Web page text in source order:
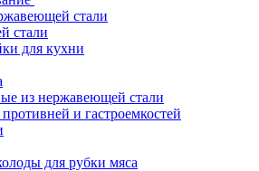
стали
стали
для кухни
из нержавеющей стали
и гастроемкостей
для рубки мяса